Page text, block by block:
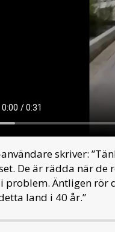
skriver:
De är rädda när de
problem. Äntligen rör
land i 40 år.”